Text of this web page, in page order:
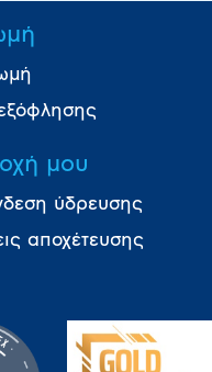
εξόφλησης
μου
ύδρευσης
αποχέτευσης